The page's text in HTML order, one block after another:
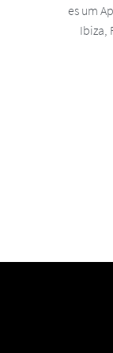
es um
Ibiza,